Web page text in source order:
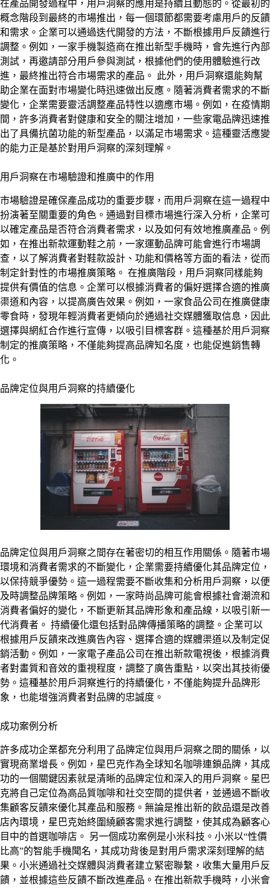
在產品開發過程中，用戶洞察的應用是持續且動態的。從最初的
概念階段到最終的市場推出，每一個環節都需要考慮用戶的反饋
和需求。企業可以通過迭代開發的方法，不斷根據用戶反饋進行
調整。例如，一家手機製造商在推出新型手機時，會先進行內部
測試，再邀請部分用戶參與測試，根據他們的使用體驗進行改
進，最終推出符合市場需求的產品。 此外，用戶洞察還能夠幫
助企業在面對市場變化時迅速做出反應。隨著消費者需求的不斷
變化，企業需要靈活調整產品特性以適應市場。例如，在疫情期
間，許多消費者對健康和安全的關注增加，一些家電品牌迅速推
出了具備抗菌功能的新型產品，以滿足市場需求。這種靈活應變
的能力正是基於對用戶洞察的深刻理解。
用戶洞察在市場驗證和推廣中的作用
市場驗證是確保產品成功的重要步驟，而用戶洞察在這一過程中
扮演著至關重要的角色。通過對目標市場進行深入分析，企業可
以確定產品是否符合消費者需求，以及如何有效地推廣產品。例
如，在推出新款運動鞋之前，一家運動品牌可能會進行市場調
查，以了解消費者對鞋款設計、功能和價格等方面的看法，從而
制定針對性的市場推廣策略。 在推廣階段，用戶洞察同樣能夠
提供有價值的信息。企業可以根據消費者的偏好選擇合適的推廣
渠道和內容，以提高廣告效果。例如，一家食品公司在推廣健康
零食時，發現年輕消費者更傾向於通過社交媒體獲取信息，因此
選擇與網紅合作進行宣傳，以吸引目標客群。這種基於用戶洞察
制定的推廣策略，不僅能夠提高品牌知名度，也能促進銷售轉
化。
品牌定位與用戶洞察的持續優化
品牌定位與用戶洞察之間存在著密切的相互作用關係。隨著市場
環境和消費者需求的不斷變化，企業需要持續優化其品牌定位，
以保持競爭優勢。這一過程需要不斷收集和分析用戶洞察，以便
及時調整品牌策略。例如，一家時尚品牌可能會根據社會潮流和
消費者偏好的變化，不斷更新其品牌形象和產品線，以吸引新一
代消費者。 持續優化還包括對品牌傳播策略的調整。企業可以
根據用戶反饋來改進廣告內容、選擇合適的媒體渠道以及制定促
銷活動。例如，一家電子產品公司在推出新款電視後，根據消費
者對畫質和音效的重視程度，調整了廣告重點，以突出其技術優
勢。這種基於用戶洞察進行的持續優化，不僅能夠提升品牌形
象，也能增強消費者對品牌的忠誠度。
成功案例分析
許多成功企業都充分利用了品牌定位與用戶洞察之間的關係，以
實現商業增長。例如，星巴克作為全球知名咖啡連鎖品牌，其成
功的一個關鍵因素就是清晰的品牌定位和深入的用戶洞察。星巴
克將自己定位為高品質咖啡和社交空間的提供者，並通過不斷收
集顧客反饋來優化其產品和服務。無論是推出新的飲品還是改善
店內環境，星巴克始終圍繞顧客需求進行調整，使其成為顧客心
目中的首選咖啡店。 另一個成功案例是小米科技。小米以“性價
比高”的智能手機聞名，其成功背後是對用戶需求深刻理解的結
果。小米通過社交媒體與消費者建立緊密聯繫，收集大量用戶反
饋，並根據這些反饋不斷改進產品。在推出新款手機時，小米會